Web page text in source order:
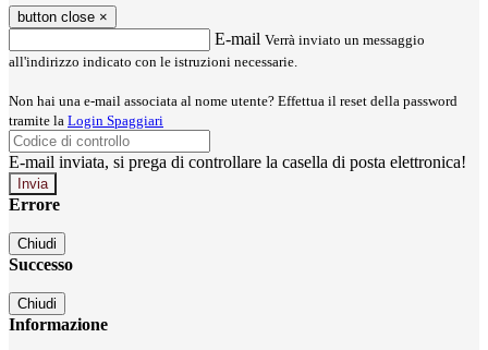
button close ×
E-mail Verrà inviato un messaggio
all'indirizzo indicato con le istruzioni necessarie.
Non hai una e-mail associata al nome utente? Effettua il reset della password
tramite la Login Spaggiari
E-mail inviata, si prega di controllare la casella di posta elettronica!
Errore
Chiudi
Successo
Chiudi
Informazione